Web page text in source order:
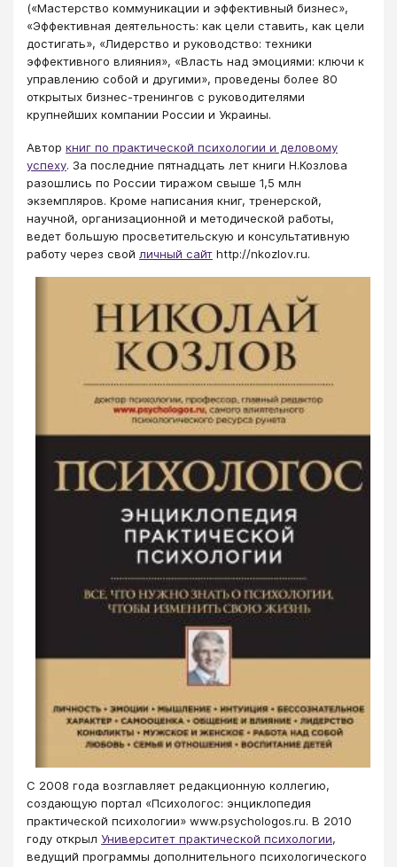
(«Мастерство коммуникации и эффективный бизнес»,
«Эффективная деятельность: как цели ставить, как цели
достигать», «Лидерство и руководство: техники
эффективного влияния», «Власть над эмоциями: ключи к
управлению собой и другими», проведены более 80
открытых бизнес-тренингов с руководителями
крупнейших компании России и Украины.
Автор книг по практической психологии и деловому
успеху. За последние пятнадцать лет книги Н.Козлова
разошлись по России тиражом свыше 1,5 млн
экземпляров. Кроме написания книг, тренерской,
научной, организационной и методической работы,
ведет большую просветительскую и консультативную
работу через свой личный сайт http://nkozlov.ru.
С 2008 года возглавляет редакционную коллегию,
создающую портал «Психологос: энциклопедия
практической психологии» www.psychologos.ru. В 2010
году открыл Университет практической психологии,
ведущий программы дополнительного психологического